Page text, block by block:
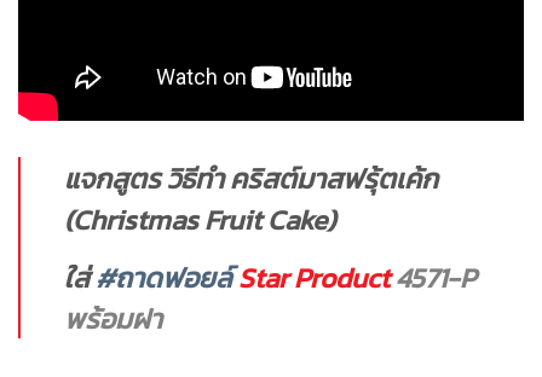
แจกสูตร วิธีทำ คริสต์มาสฟรุ้ตเค้ก
(Christmas Fruit Cake)
ใส่#ถาดฟอยล์Star Product4571-P
พร้อมฝา